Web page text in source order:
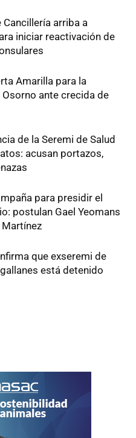
Cancillería arriba a
iniciar reactivación de
Amarilla para la
ante crecida de
de la Seremi de Salud
acusan portazos,
para presidir el
postulan Gael Yeomans
Martínez
que exseremi de
está detenido